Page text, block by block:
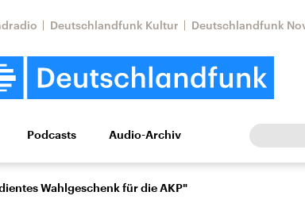
Deutschlandfunk Kultur Deutschlandfunk
Wissen Kultur Europa
Podcasts Audio-Archiv
Wahlgeschenk für die AKP"